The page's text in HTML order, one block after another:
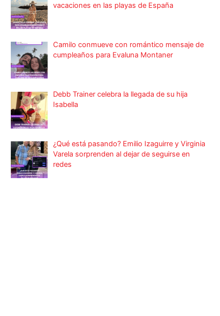
vacaciones en las playas de España
Camilo conmueve con romántico mensaje de
cumpleaños para Evaluna Montaner
Debb Trainer celebra la llegada de su hija
Isabella
¿Qué está pasando? Emilio Izaguirre y Virginia
Varela sorprenden al dejar de seguirse en
redes